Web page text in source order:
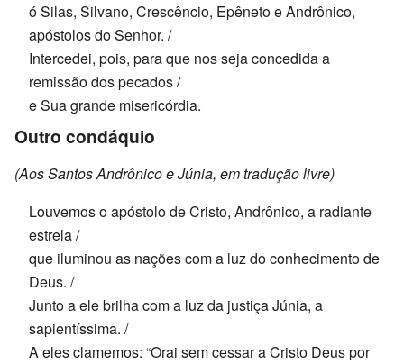
ó Silas, Silvano, Crescêncio, Epêneto e Andrônico,
apóstolos do Senhor. /
Intercedei, pois, para que nos seja concedida a
remissão dos pecados /
e Sua grande misericórdia.
Outro condáquio
(Aos Santos Andrônico e Júnia, em tradução livre)
Louvemos o apóstolo de Cristo, Andrônico, a radiante
estrela /
que iluminou as nações com a luz do conhecimento de
Deus. /
Junto a ele brilha com a luz da justiça Júnia, a
sapientíssima. /
A eles clamemos: “Orai sem cessar a Cristo Deus por